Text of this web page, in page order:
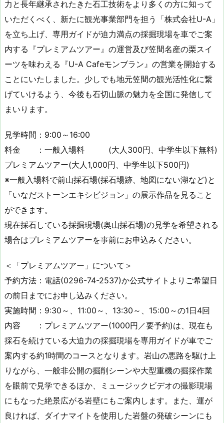
力と長年継承されたきた石工技術をより多くの方に知って
いただくべく、新たに観光事業部門を担う「株式会社U-A」
を立ち上げ、専用ガイドが迫力満点の採掘現場を車でご案
内する『プレミアムツアー』の運営及び笠間名産の栗スイ
ーツを味わえる『U-A Cafeモンブラン』の営業を開始する
ことにいたしました。少しでも地元笠間の観光活性化に繋
げていけるよう、今後も石切山脈の魅力を全国に発信して
まいります。
見学時間：9:00～16:00
料金 ：一般入場料 (大人300円、中学生以下無料)
プレミアムツアー(大人1,000円、中学生以下500円)
※一般入場料で前山採石場(採石場跡、地図にない湖など)と
「いなだストーンエキシビジョン」の展示作品を見ること
ができます。
現在採石している採掘現場(奥山採石場)の見学を希望される
場合はプレミアムツアーを事前にお申込みください。
＜「プレミアムツアー」について＞
予約方法：電話(0296-74-2537)か公式サイトよりご希望日
の前日までにお申し込みください。
実施時間：9:30～、11:00～、13:30～、15:00～の1日4回
内容 ：プレミアムツアー(1000円／要予約)は、現在も
採石を続けている大迫力の採掘現場を専用ガイドが車でご
案内する約1時間のコースとなります。岩山の悪路を駆け上
りながら、一般非公開の掘削シーンや大型重機の掘採作業
を眼前で見学できるほか、ミュージックビデオの撮影現場
にもなった絶景広がる岩壁にもご案内します。また、運が
良ければ、ダイナマイトを使用した岩盤の発破シーンにも